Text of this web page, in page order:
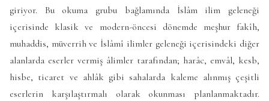
giriyor. Bu okuma grubu bağlamında İslâm ilim geleneği
içerisinde klasik ve modern-öncesi dönemde meşhur fakîh,
muhaddis, müverrih ve İslâmî ilimler geleneği içerisindeki diğer
alanlarda eserler vermiş âlimler tarafından; harâc, emvâl, kesb,
hisbe, ticaret ve ahlâk gibi sahalarda kaleme alınmış çeşitli
eserlerin karşılaştırmalı olarak okunması planlanmaktadır.